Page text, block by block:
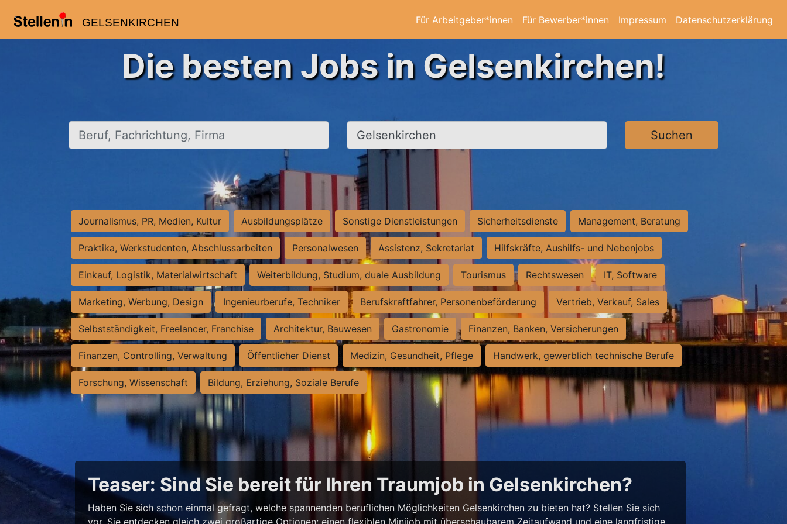
GELSENKIRCHEN Für Arbeitgeber*innen Für Bewerber*innen Impressum Datenschutzerklärung
Die besten Jobs in Gelsenkirchen!
Beruf, Fachrichtung, Firma Ort, Stadt Suchen
Journalismus, PR, Medien, Kultur Ausbildungsplätze Sonstige Dienstleistungen Sicherheitsdienste Management, Beratung
Praktika, Werkstudenten, Abschlussarbeiten Personalwesen Assistenz, Sekretariat Hilfskräfte, Aushilfs- und Nebenjobs
Einkauf, Logistik, Materialwirtschaft Weiterbildung, Studium, duale Ausbildung Tourismus Rechtswesen IT, Software
Marketing, Werbung, Design Ingenieurberufe, Techniker Berufskraftfahrer, Personenbeförderung Vertrieb, Verkauf, Sales
Selbstständigkeit, Freelancer, Franchise Architektur, Bauwesen Gastronomie Finanzen, Banken, Versicherungen
Finanzen, Controlling, Verwaltung Öffentlicher Dienst Medizin, Gesundheit, Pflege Handwerk, gewerblich technische Berufe
Forschung, Wissenschaft Bildung, Erziehung, Soziale Berufe
Teaser: Sind Sie bereit für Ihren Traumjob in Gelsenkirchen?
Haben Sie sich schon einmal gefragt, welche spannenden beruflichen Möglichkeiten Gelsenkirchen zu bieten hat? Stellen Sie sich